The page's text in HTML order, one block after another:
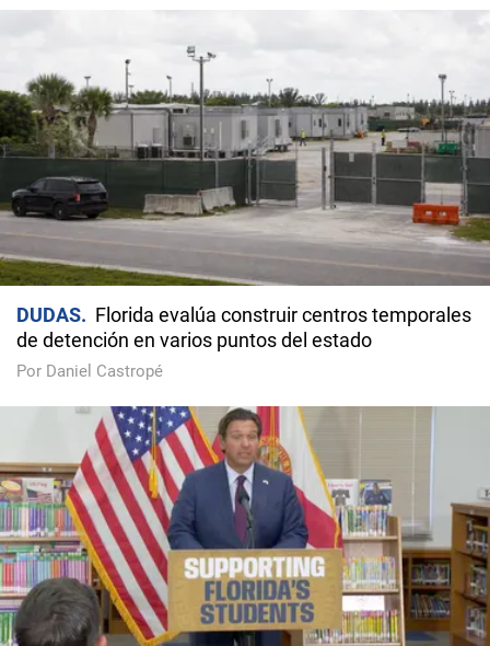
DUDAS
Florida evalúa construir centros temporales
de detención en varios puntos del estado
Por Daniel Castropé